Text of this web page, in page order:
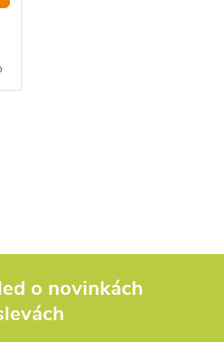
o novinkách